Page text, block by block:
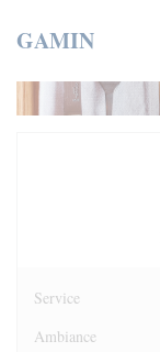
GAMIN
Service
Ambiance